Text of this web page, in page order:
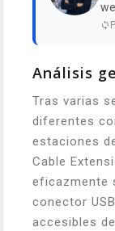
Análisis
Tras varias
diferentes
estaciones
Cable
eficazmente
conector
accesibles